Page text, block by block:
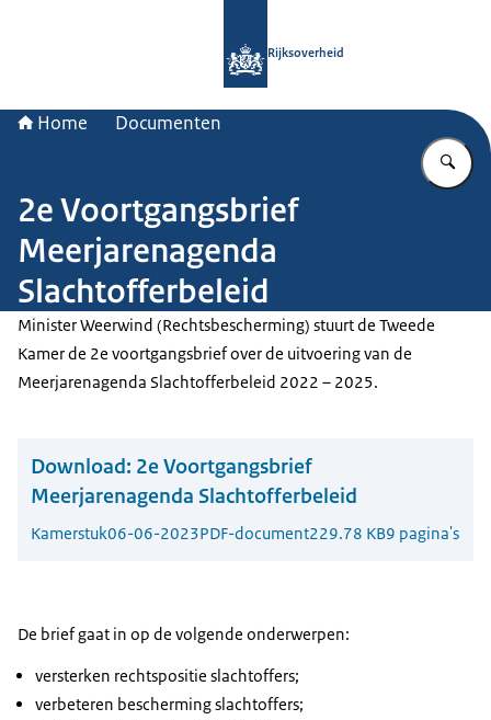
Rijksoverheid
Home Documenten
2e Voortgangsbrief
Meerjarenagenda
Slachtofferbeleid
Minister Weerwind (Rechtsbescherming) stuurt de Tweede
Kamer de 2e voortgangsbrief over de uitvoering van de
Meerjarenagenda Slachtofferbeleid 2022 – 2025.
Download: 2e Voortgangsbrief
Meerjarenagenda Slachtofferbeleid
Kamerstuk06-06-2023PDF-document229.78 KB9 pagina's
De brief gaat in op de volgende onderwerpen:
versterken rechtspositie slachtoffers;
verbeteren bescherming slachtoffers;